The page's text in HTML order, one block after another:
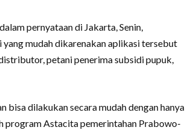
pernyataan di Jakarta, Senin,
mudah dikarenakan aplikasi tersebut
petani penerima subsidi pupuk,
bisa dilakukan secara mudah dengan hanya
program Astacita pemerintahan Prabowo-